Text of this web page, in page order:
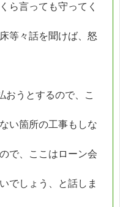
ら言っても守ってく
等々話を聞けば、怒
おうとするので、こ
い箇所の工事もしな
で、ここはローン会
でしょう、と話しま